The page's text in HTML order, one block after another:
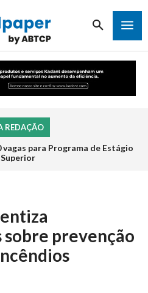
REDAÇÃO
vagas para Programa de Estágio
Superior
sobre prevenção